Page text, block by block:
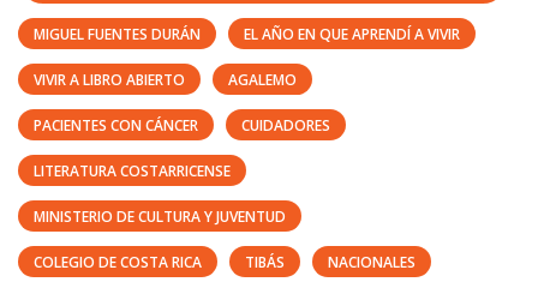
MIGUEL FUENTES DURÁN EL AÑO EN QUE APRENDÍ A VIVIR
VIVIR A LIBRO ABIERTO AGALEMO
PACIENTES CON CÁNCER CUIDADORES
LITERATURA COSTARRICENSE
MINISTERIO DE CULTURA Y JUVENTUD
COLEGIO DE COSTA RICA TIBÁS NACIONALES